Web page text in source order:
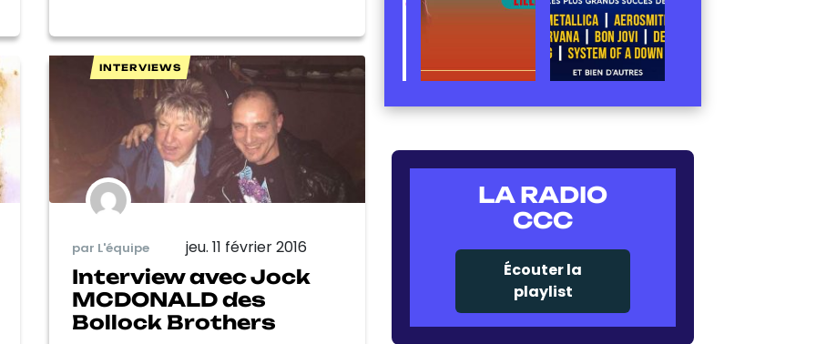
INTERVIEWS
par L'équipe jeu. 11 février 2016
Interview avec Jock
MCDONALD des
Bollock Brothers
LA RADIO
CCC
Écouter la
playlist